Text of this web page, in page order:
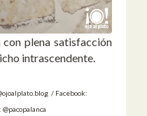
plena satisfacción
intrascendente.
/ Facebook: